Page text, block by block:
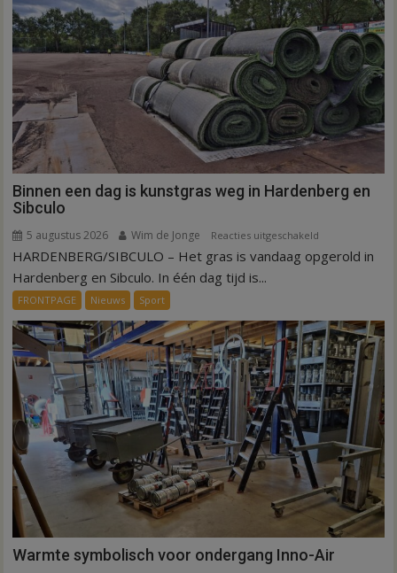
Binnen een dag is kunstgras weg in Hardenberg en
Sibculo
5 augustus 2026 Wim de Jonge Reacties uitgeschakeld
Binnen
kunstgras
weg
in
Hardenberg
en
Sibculo
HARDENBERG/SIBCULO – Het gras is vandaag opgerold in
Hardenberg en Sibculo. In één dag tijd is...
FRONTPAGE Nieuws Sport
Warmte symbolisch voor ondergang Inno-Air